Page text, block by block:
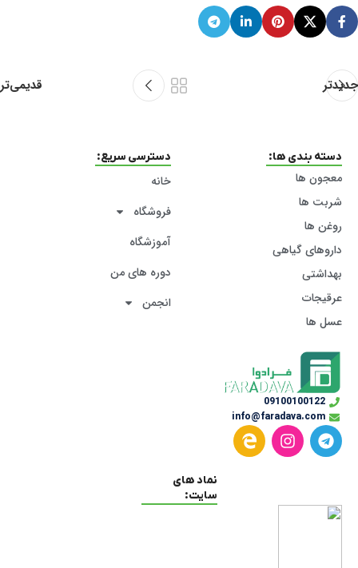
جدیدتر قدیمی‌تر
09100100122
info@faradava.com
دسته بندی ها:
معجون ها
شربت ها
روغن ها
داروهای گیاهی
بهداشتی
عرقیجات
عسل ها
دسترسی سریع:
خانه
فروشگاه
آموزشگاه
دوره های من
انجمن
نماد های
سایت: